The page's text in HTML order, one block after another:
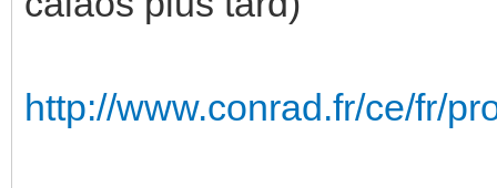
http://www.conrad.fr/ce/fr/